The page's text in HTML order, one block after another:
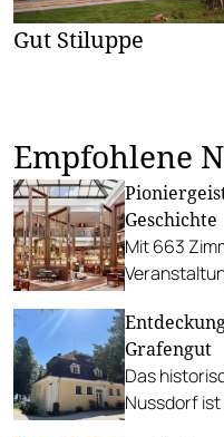
Gut Stiluppe
Empfohlene
Geschichte
Mit 663
Europas.
Grafengut
Das
Nussdorf